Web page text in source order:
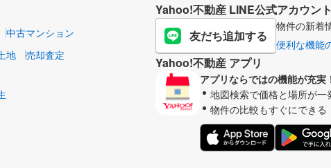
中古マンション
地
売却査定
Yahoo!不動産 LINE公式アカウント
友だち追加する
物件の新着
便利な機能
Yahoo!不動産 アプリ
アプリならではの機能が充実
地図検索で価格と場所が一
物件の比較もすぐにできる